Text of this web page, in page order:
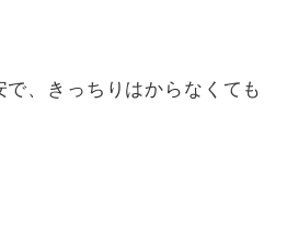
、きっちりはからなくても